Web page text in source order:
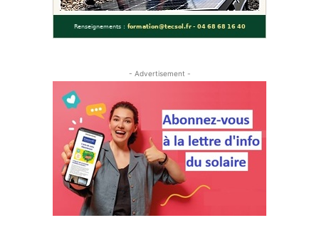
- Advertisement -